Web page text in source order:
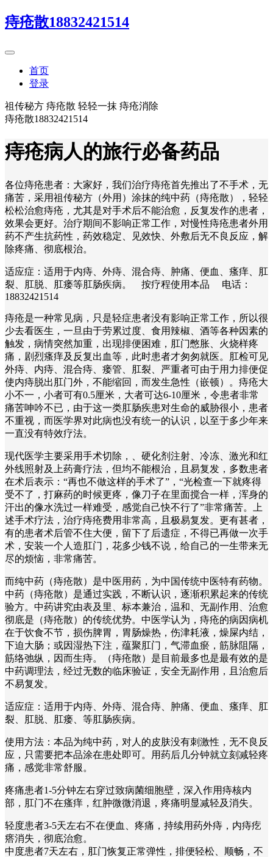
痔疮散18832421514
首页
登录
祖传秘方 痔疮散 轻轻一抹 痔疮消除
痔疮散18832421514
痔疮病人的旅行必备药品
各位痔疮患者：大家好，我们治疗痔疮首先推出了不手术，无
痛苦，采用祖传秘方（外用）涂抹的纯中药（痔疮散），轻轻
松松治愈痔疮，尤其是对手术后不能治愈，反复发作的患者，
效果会更好。治疗期间不影响正常工作，对慢性痔疮患者外用
药不产生抗药性，药效稳定、见效快、外敷后无不良反应，解
除疼痛、彻底根治。
适应症：适用于内痔、外痔、混合痔、肿痛、便血、瘙痒、肛
裂、肛脱、肛瘘等肛肠疾病。 按疗程使用本品 电话：
18832421514
痔疮是一种常见病，只是轻症患者没有影响正常工作，所以很
少去看医生，一旦由于劳累过度、食用辣椒、酒等各种因素的
触发，病情突然加重，出现排便困难，肛门憋胀、火烧样疼
痛，剧烈瘙痒及反复出血等，此时患者才匆匆就医。肛检可见
外痔、内痔、混合痔、瘘管、肛裂、严重者可由于用力排便促
使内痔脱出肛门外，不能缩回，而发生急性（嵌顿）。痔疮大
小不一，小者可有0.5厘米，大者可达6-10厘米，令患者非常
痛苦呻吟不已，由于这一类肛肠疾患对生命的威胁很小，患者
不重视，而医学界对此病也没有统一的认识，以至于多少年来
一直没有特效疗法。
现代医学主要采用手术切除，、硬化剂注射、冷冻、激光和红
外线照射及上药膏疗法，但均不能根治，且易复发，多数患者
在术后表示：“再也不做这样的手术了”，“光检查一下就疼得
受不了，打麻药的时候更疼，像刀子在里面搅合一样，浑身的
汗出的像水洗过一样难受，感觉自己快不行了”非常痛苦。上
述手术疗法，治疗痔疮费用非常高，且极易复发。更有甚者，
有的患者术后管不住大便，留下了后遗症，不得已再做一次手
术，安装一个人造肛门，花多少钱不说，给自己的一生带来无
尽的烦恼，非常痛苦。
而纯中药（痔疮散）是中医用药，为中国传统中医特有药物。
中药（痔疮散）是通过实践，不断认识，逐渐积累起来的传统
验方。中药讲究由表及里、标本兼治，温和、无副作用、治愈
彻底是（痔疮散）的传统优势。中医学认为，痔疮的病因病机
在于饮食不节，损伤脾胃，胃肠燥热，伤津耗液，燥屎内结，
下迫大肠；或因湿热下注，蕴聚肛门，气滞血瘀，筋脉阻隔，
筋络弛纵，因而生痔。（痔疮散）是目前最多也是最有效的是
中药调理法，经过无数的临床验证，安全无副作用，且治愈后
不易复发。
适应症：适用于内痔、外痔、混合痔、肿痛、便血、瘙痒、肛
裂、肛脱、肛瘘、等肛肠疾病。
使用方法：本品为纯中药，对人的皮肤没有刺激性，无不良反
应，只需要把本品涂在患处即可。用药后几分钟就立刻减轻疼
痛，感觉非常舒服。
疼痛患者1-5分钟左右穿过致病菌细胞壁，深入作用痔核内
部，肛门不在瘙痒，红肿微微消退，疼痛明显减轻及消失。
轻度患者3-5天左右不在便血、疼痛，持续用药外痔，内痔疙
瘩消失，彻底治愈。
中度患者7天左右，肛门恢复正常弹性，排便轻松、顺畅，不